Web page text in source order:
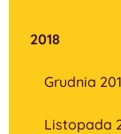
2018
Grudnia
Listopada